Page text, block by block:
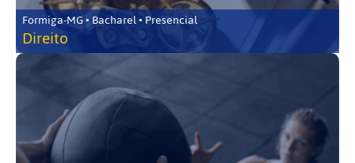
Formiga-MG • Bacharel • Presencial
Direito